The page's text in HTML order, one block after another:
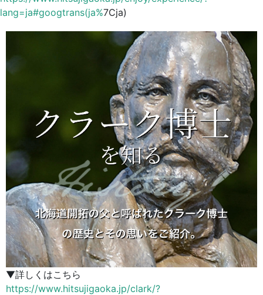
lang=ja#googtrans(ja%7Cja)
▼詳しくはこちら
https://www.hitsujigaoka.jp/clark/?